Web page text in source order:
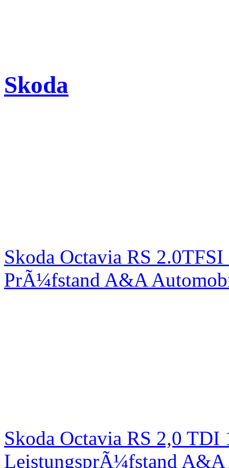
Skoda
Skoda Octavia RS
PrÃ¼fstand A&A
Skoda Octavia RS 2,0
LeistungsprÃ¼fstand